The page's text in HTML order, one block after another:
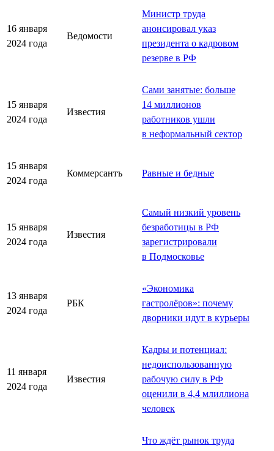
16 января
2024 года
Ведомости
Министр труда
анонсировал указ
президента о кадровом
резерве в РФ
15 января
2024 года
Известия
Сами занятые: больше
14 миллионов
работников ушли
в неформальный сектор
15 января
2024 года
Коммерсантъ Равные и бедные
15 января
2024 года
Известия
Самый низкий уровень
безработицы в РФ
зарегистрировали
в Подмосковье
13 января
2024 года
РБК
«Экономика
гастролёров»: почему
дворники идут в курьеры
11 января
2024 года
Известия
Кадры и потенциал:
недоиспользованную
рабочую силу в РФ
оценили в 4,4 млиллиона
человек
Что ждёт рынок труда